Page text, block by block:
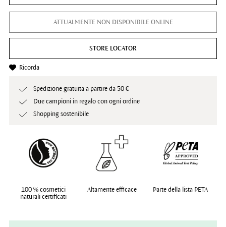
ATTUALMENTE NON DISPONIBILE ONLINE
STORE LOCATOR
Ricorda
Spedizione gratuita a partire da 50 €
Due campioni in regalo con ogni ordine
Shopping sostenibile
100 % cosmetici
naturali certificati
Altamente efficace Parte della lista PETA